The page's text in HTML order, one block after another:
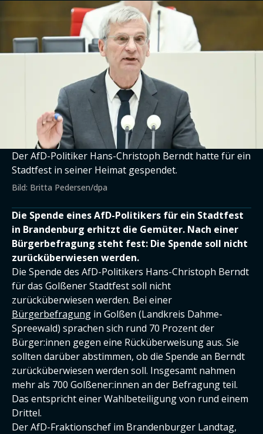
Der AfD-Politiker Hans-Christoph Berndt hatte für ein
Stadtfest in seiner Heimat gespendet.
Bild: Britta Pedersen/dpa
Die Spende eines AfD-Politikers für ein Stadtfest
in Brandenburg erhitzt die Gemüter. Nach einer
Bürgerbefragung steht fest: Die Spende soll nicht
zurücküberwiesen werden.
Die Spende des AfD-Politikers Hans-Christoph Berndt
für das Golßener Stadtfest soll nicht
zurücküberwiesen werden. Bei einer
Bürgerbefragung in Golßen (Landkreis Dahme-
Spreewald) sprachen sich rund 70 Prozent der
Bürger:innen gegen eine Rücküberweisung aus. Sie
sollten darüber abstimmen, ob die Spende an Berndt
zurücküberwiesen werden soll. Insgesamt nahmen
mehr als 700 Golßener:innen an der Befragung teil.
Das entspricht einer Wahlbeteiligung von rund einem
Drittel.
Der AfD-Fraktionschef im Brandenburger Landtag,